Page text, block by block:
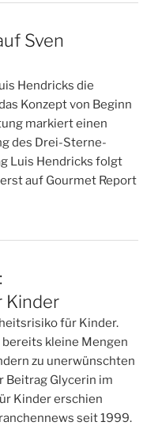
Sven
Hendricks die
Konzept von Beginn
markiert einen
des Drei-Sterne-
Luis Hendricks folgt
auf Gourmet Report
Kinder
für Kinder.
bereits kleine Mengen
zu unerwünschten
Beitrag Glycerin im
Kinder erschien
seit 1999.